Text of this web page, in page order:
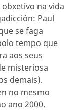
na vida
Paul
se faga
tempo que
aos seus
misteriosa
demais).
no mesmo
ano 2000.